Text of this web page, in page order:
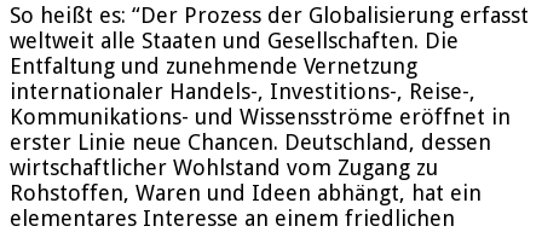
So heißt es: “Der Prozess der Globalisierung erfasst
weltweit alle Staaten und Gesellschaften. Die
Entfaltung und zunehmende Vernetzung
internationaler Handels-, Investitions-, Reise-,
Kommunikations- und Wissensströme eröffnet in
erster Linie neue Chancen. Deutschland, dessen
wirtschaftlicher Wohlstand vom Zugang zu
Rohstoffen, Waren und Ideen abhängt, hat ein
elementares Interesse an einem friedlichen